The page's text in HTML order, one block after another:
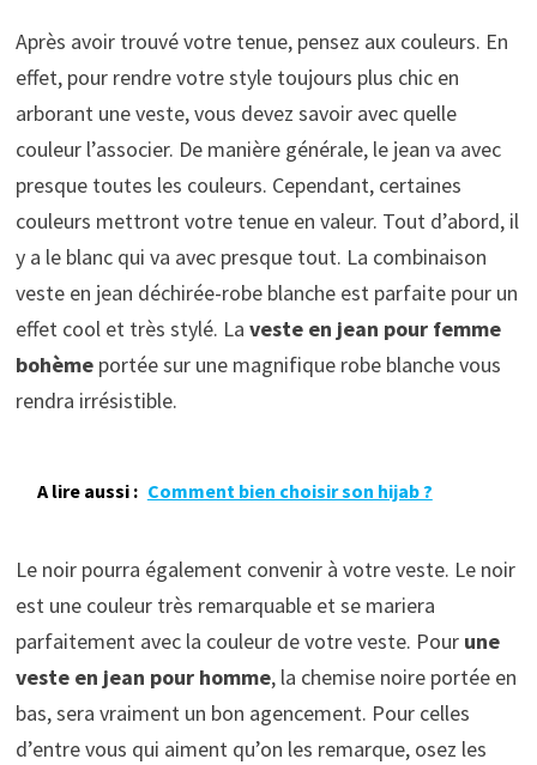
Après avoir trouvé votre tenue, pensez aux couleurs. En
effet, pour rendre votre style toujours plus chic en
arborant une veste, vous devez savoir avec quelle
couleur l’associer. De manière générale, le jean va avec
presque toutes les couleurs. Cependant, certaines
couleurs mettront votre tenue en valeur. Tout d’abord, il
y a le blanc qui va avec presque tout. La combinaison
veste en jean déchirée-robe blanche est parfaite pour un
effet cool et très stylé. La veste en jean pour femme
bohème portée sur une magnifique robe blanche vous
rendra irrésistible.
A lire aussi : Comment bien choisir son hijab ?
Le noir pourra également convenir à votre veste. Le noir
est une couleur très remarquable et se mariera
parfaitement avec la couleur de votre veste. Pour une
veste en jean pour homme, la chemise noire portée en
bas, sera vraiment un bon agencement. Pour celles
d’entre vous qui aiment qu’on les remarque, osez les